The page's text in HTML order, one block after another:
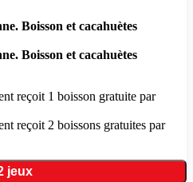
Boisson et cacahuètes
Boisson et cacahuètes
reçoit 1 boisson gratuite par
reçoit 2 boissons gratuites par
jeux